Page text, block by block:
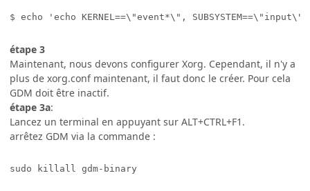
$ echo 'echo KERNEL==\"event*\",
étape 3
Maintenant, nous devons configurer Xorg. Cependant, il n'y a
plus de xorg.conf maintenant, il faut donc le créer. Pour cela
GDM doit être inactif.
étape 3a:
Lancez un terminal en appuyant sur ALT+CTRL+F1.
arrêtez GDM via la commande :
sudo killall gdm-binary